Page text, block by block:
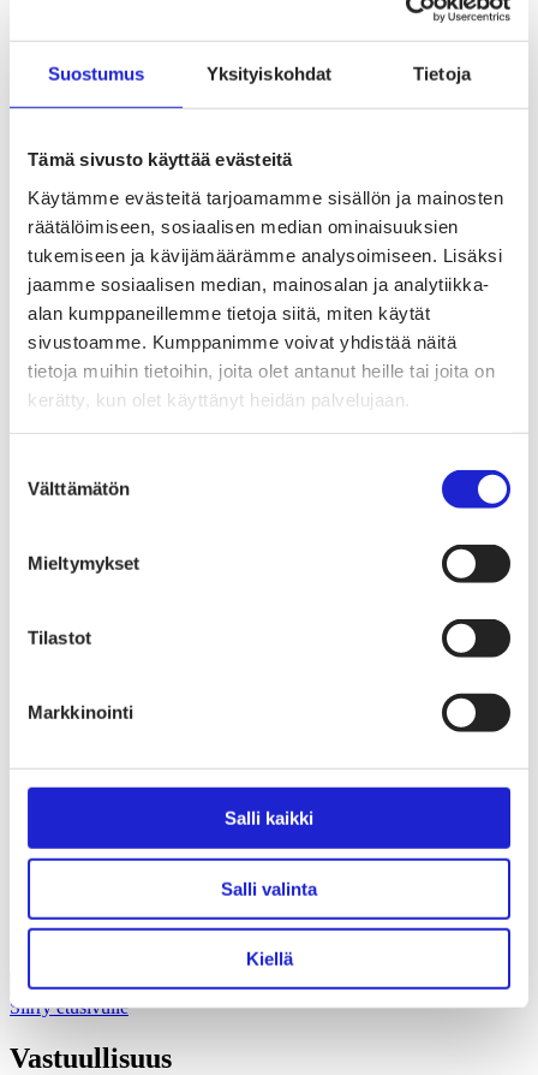
Suostumus Yksityiskohdat Tietoja
Tämä sivusto käyttää evästeitä
Käytämme evästeitä tarjoamamme sisällön ja mainosten
räätälöimiseen, sosiaalisen median ominaisuuksien
tukemiseen ja kävijämäärämme analysoimiseen. Lisäksi
jaamme sosiaalisen median, mainosalan ja analytiikka-
alan kumppaneillemme tietoja siitä, miten käytät
sivustoamme. Kumppanimme voivat yhdistää näitä
tietoja muihin tietoihin, joita olet antanut heille tai joita on
kerätty, kun olet käyttänyt heidän palvelujaan.
valinta
Välttämätön
Mieltymykset
Tilastot
Markkinointi
Salli kaikki
Salli valinta
Kiellä
vastuullisuuden suunnannäyttäjä
huoltovarmuutta
siirtymään
EU-vaikuttaminen
Tekstiilimerkintäuudistus (TLR)
Digitaalinen tuotepassi
Tekstiilien tuottajavastuu (EPR)
Kannanotot ja lausunnot
Lausunnot ja kantapaperit
Pikamuodin rajoittaminen
Vaikuttajaryhmät jäsenyrityksille
Työelämä-vaikuttajaryhmä
Kestävä tuotepolitiikka​ -vaikuttajaryhmä
Osaaminen ja vetovoima -vaikuttajaryhmä
Suomen Tekstiili & Muoti
Liiton hallitus
Liiton strategia
Liiton säännöt
Suomen Tekstiili & Muoti 120 vuotta
Mediapankki
Tietosuojaseloste
Siirry etusivulle
Vastuullisuus